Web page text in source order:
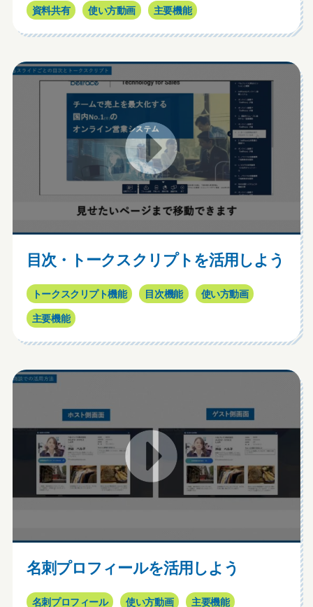
資料共有 使い方動画 主要機能
目次・トークスクリプトを活用しよう
トークスクリプト機能 目次機能 使い方動画
主要機能
名刺プロフィールを活用しよう
名刺プロフィール 使い方動画 主要機能